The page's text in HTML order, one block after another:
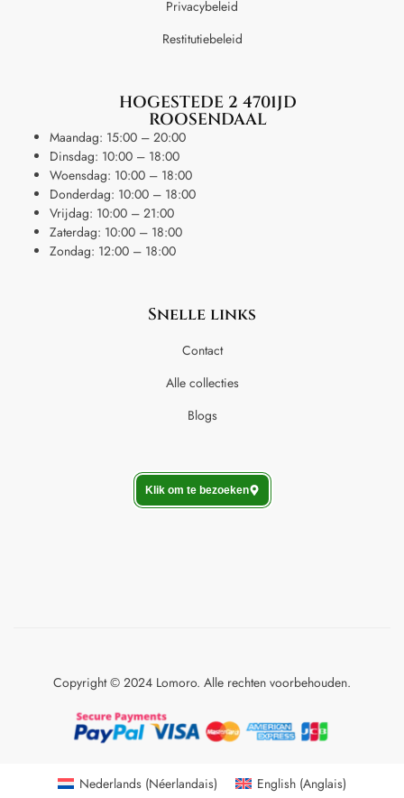
Privacybeleid
Restitutiebeleid
HOGESTEDE 2 4701JD
ROOSENDAAL
Maandag: 15:00 – 20:00
Dinsdag: 10:00 – 18:00
Woensdag: 10:00 – 18:00
Donderdag: 10:00 – 18:00
Vrijdag: 10:00 – 21:00
Zaterdag: 10:00 – 18:00
Zondag: 12:00 – 18:00
Snelle links
Contact
Alle collecties
Blogs
Klik om te bezoeken
Copyright © 2024 Lomoro. Alle rechten voorbehouden.
Nederlands (Néerlandais) English(Anglais)